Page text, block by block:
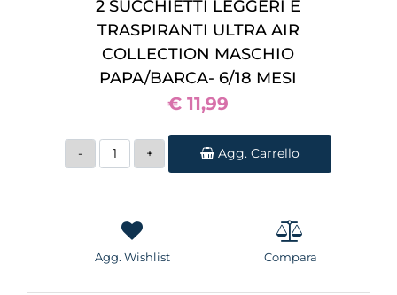
2 SUCCHIETTI LEGGERI E
TRASPIRANTI ULTRA AIR
COLLECTION MASCHIO
PAPA/BARCA- 6/18 MESI
€ 11,99
Quantità
Agg. Carrello
Agg. Wishlist Compara